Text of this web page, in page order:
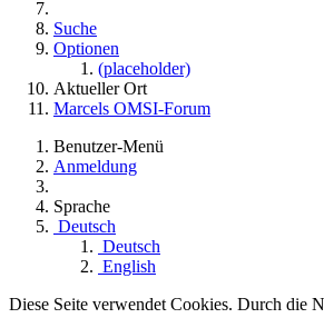
Suche
Optionen
(placeholder)
Aktueller Ort
Marcels OMSI-Forum
Benutzer-Menü
Anmeldung
Sprache
Deutsch
Deutsch
English
Diese Seite verwendet Cookies. Durch die